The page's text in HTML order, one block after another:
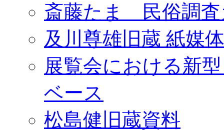
斎藤たま 民俗調査
及川尊雄旧蔵 紙媒
展覧会における新
ベース
松島健旧蔵資料